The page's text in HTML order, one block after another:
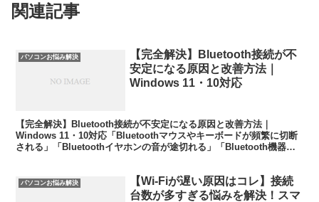
関連記事
パソコンお悩み解決
【完全解決】Bluetooth接続が不
安定になる原因と改善方法｜
Windows 11・10対応
【完全解決】Bluetooth接続が不安定になる原因と改善方法｜
Windows 11・10対応「Bluetoothマウスやキーボードが頻繁に切断
される」「Bluetoothイヤホンの音が途切れる」「Bluetooth機器が
パソコンお悩み解決
【Wi-Fiが遅い原因はコレ】接続
台数が多すぎる悩みを解決！スマ